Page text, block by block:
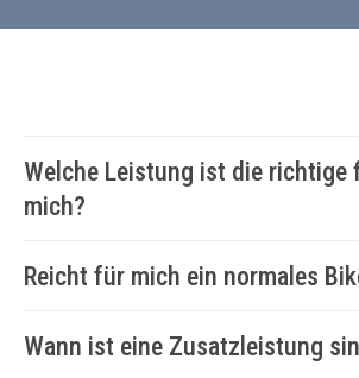
Welche Leistung ist die richtige
mich?
Reicht für mich ein normales
Wann ist eine Zusatzleistung